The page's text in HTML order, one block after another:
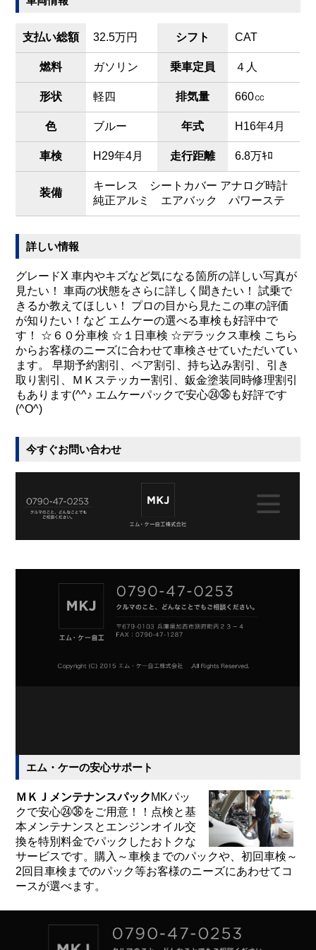
支払い総額 32.5万円 シフト CAT
燃料 ガソリン 乗車定員 ４人
形状 軽四 排気量 660㏄
色 ブルー 年式 H16年4月
車検 H29年4月 走行距離 6.8万ｷﾛ
装備
キーレス シートカバー アナログ時計
純正アルミ エアバック パワーステ
詳しい情報
グレードX 車内やキズなど気になる箇所の詳しい写真が
見たい！ 車両の状態をさらに詳しく聞きたい！ 試乗で
きるか教えてほしい！ プロの目から見たこの車の評価
が知りたい！など エムケーの選べる車検も好評中で
す！ ☆６０分車検 ☆１日車検 ☆デラックス車検 こちら
からお客様のニーズに合わせて車検させていただいてい
ます。 早期予約割引、ペア割引、持ち込み割引、引き
取り割引、ＭＫステッカー割引、鈑金塗装同時修理割引
もあります(^^♪ エムケーパックで安心㉔㊱も好評です
(^O^)
今すぐお問い合わせ
エム・ケーの安心サポート
ＭＫＪメンテナンスパック MKパッ
クで安心㉔㊱をご用意！！点検と基
本メンテナンスとエンジンオイル交
換を特別料金でパックしたおトクな
サービスです。購入～車検までのパックや、初回車検～
2回目車検までのパック等お客様のニーズにあわせてコ
ースが選べます。